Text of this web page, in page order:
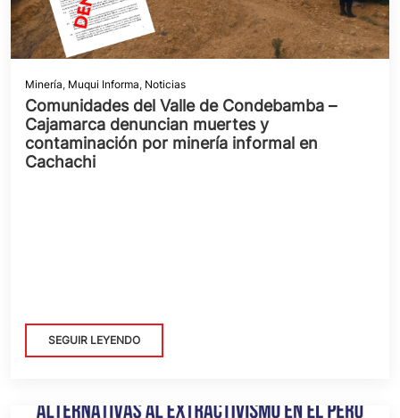
Minería, Muqui Informa, Noticias
Comunidades del Valle de Condebamba –
Cajamarca denuncian muertes y
contaminación por minería informal en
Cachachi
SEGUIR LEYENDO